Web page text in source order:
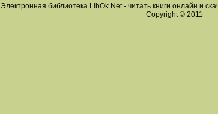
Электронная библиотека LibOk.Net - читать книги онлайн и
Copyright © 2011